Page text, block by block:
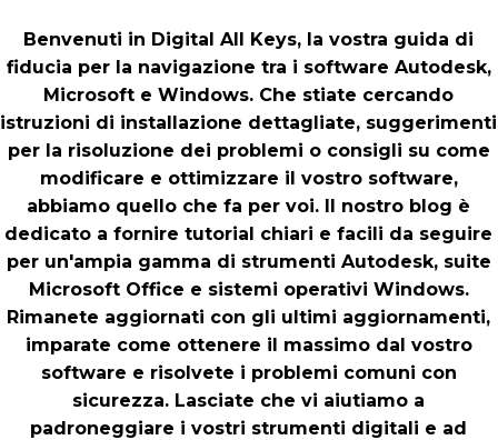
Benvenuti in Digital All Keys, la vostra guida di
fiducia per la navigazione tra i software Autodesk,
Microsoft e Windows. Che stiate cercando
istruzioni di installazione dettagliate, suggerimenti
per la risoluzione dei problemi o consigli su come
modificare e ottimizzare il vostro software,
abbiamo quello che fa per voi. Il nostro blog è
dedicato a fornire tutorial chiari e facili da seguire
per un'ampia gamma di strumenti Autodesk, suite
Microsoft Office e sistemi operativi Windows.
Rimanete aggiornati con gli ultimi aggiornamenti,
imparate come ottenere il massimo dal vostro
software e risolvete i problemi comuni con
sicurezza. Lasciate che vi aiutiamo a
padroneggiare i vostri strumenti digitali e ad